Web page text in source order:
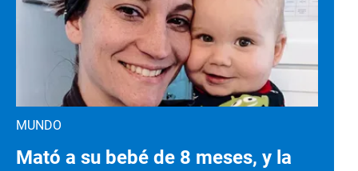
MUNDO
Mató a su bebé de 8 meses, y la